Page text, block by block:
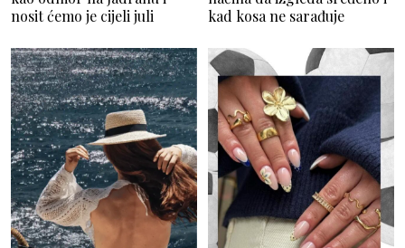
nosit ćemo je cijeli juli
kad kosa ne sarađuje